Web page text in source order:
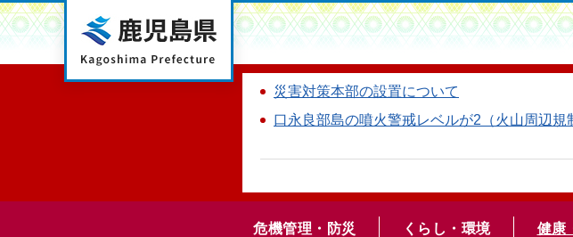
鹿児島県
災害対策本部の設置について
口永良部島の噴火警戒レベルが2（火山周辺規
危機管理・防災 くらし・環境 健康